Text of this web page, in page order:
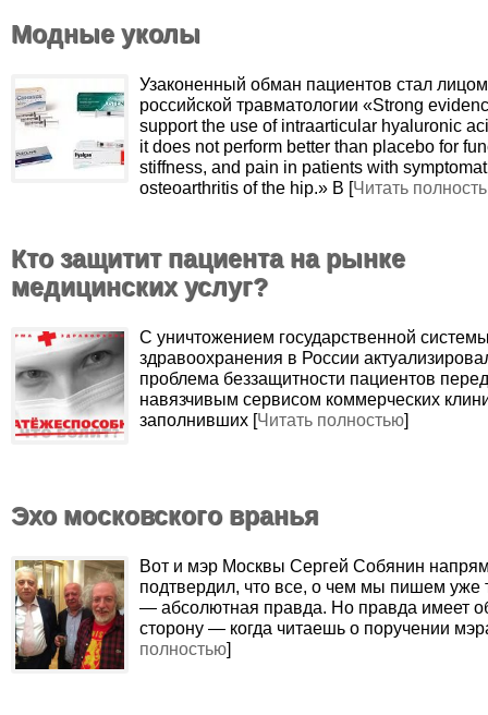
Модные уколы
Узаконенный обман пациентов стал лицом
российской травматологии «Strong
support the use of intraarticular hyaluronic
it does not perform better than placebo for
stiffness, and pain in patients with
osteoarthritis of the hip.» В [Читать
Кто защитит пациента на рынке
медицинских услуг?
С уничтожением государственной
здравоохранения в России
проблема беззащитности пациентов перед
навязчивым сервисом коммерческих
заполнивших [Читать полностью]
Эхо московского вранья
‎Вот и мэр Москвы Сергей Собянин
подтвердил, что все, о чем мы пишем уже
— абсолютная правда. Но правда имеет
сторону — когда читаешь о поручении
полностью]